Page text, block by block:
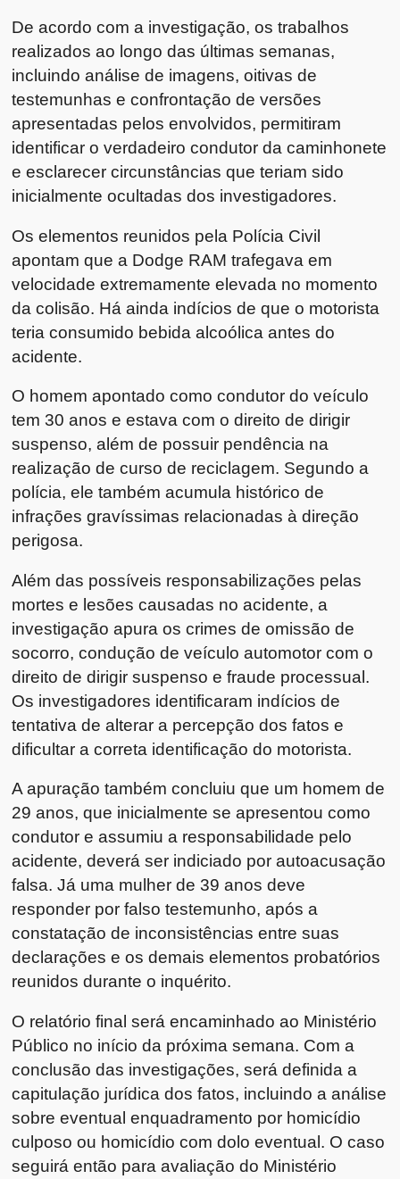
De acordo com a investigação, os trabalhos
realizados ao longo das últimas semanas,
incluindo análise de imagens, oitivas de
testemunhas e confrontação de versões
apresentadas pelos envolvidos, permitiram
identificar o verdadeiro condutor da caminhonete
e esclarecer circunstâncias que teriam sido
inicialmente ocultadas dos investigadores.
Os elementos reunidos pela Polícia Civil
apontam que a Dodge RAM trafegava em
velocidade extremamente elevada no momento
da colisão. Há ainda indícios de que o motorista
teria consumido bebida alcoólica antes do
acidente.
O homem apontado como condutor do veículo
tem 30 anos e estava com o direito de dirigir
suspenso, além de possuir pendência na
realização de curso de reciclagem. Segundo a
polícia, ele também acumula histórico de
infrações gravíssimas relacionadas à direção
perigosa.
Além das possíveis responsabilizações pelas
mortes e lesões causadas no acidente, a
investigação apura os crimes de omissão de
socorro, condução de veículo automotor com o
direito de dirigir suspenso e fraude processual.
Os investigadores identificaram indícios de
tentativa de alterar a percepção dos fatos e
dificultar a correta identificação do motorista.
A apuração também concluiu que um homem de
29 anos, que inicialmente se apresentou como
condutor e assumiu a responsabilidade pelo
acidente, deverá ser indiciado por autoacusação
falsa. Já uma mulher de 39 anos deve
responder por falso testemunho, após a
constatação de inconsistências entre suas
declarações e os demais elementos probatórios
reunidos durante o inquérito.
O relatório final será encaminhado ao Ministério
Público no início da próxima semana. Com a
conclusão das investigações, será definida a
capitulação jurídica dos fatos, incluindo a análise
sobre eventual enquadramento por homicídio
culposo ou homicídio com dolo eventual. O caso
seguirá então para avaliação do Ministério